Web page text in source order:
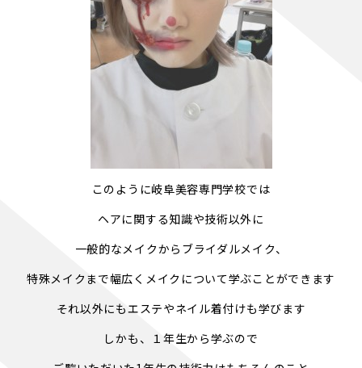
このように岐阜美容専門学校では
ヘアに関する知識や技術以外に
一般的なメイクからブライダルメイク、
特殊メイクまで幅広くメイクについて学ぶことができます
それ以外にもエステやネイル着付けも学びます
しかも、１年生から学ぶので